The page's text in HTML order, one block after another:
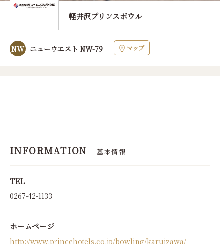
軽井沢プリンスボウル
NW ニューウエスト NW-79 マップ
INFORMATION 基本情報
TEL
0267-42-1133
ホームページ
http://www.princehotels.co.jp/bowling/karuizawa/